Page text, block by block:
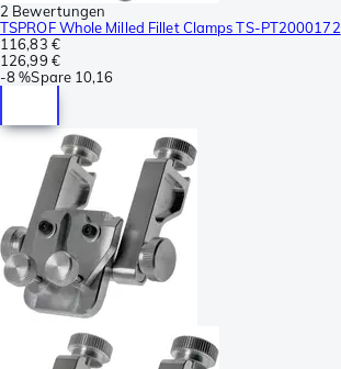
2 Bewertungen
TSPROF Whole Milled Fillet Clamps TS-PT2000172
116,83 €
126,99 €
-8 %Spare 10,16